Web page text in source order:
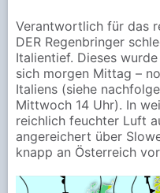
Verantwortlich für das
DER Regenbringer
Italientief. Dieses
sich morgen Mittag –
Italiens (siehe
Mittwoch 14 Uhr). In
reichlich feuchter Luft
angereichert über
knapp an Österreich